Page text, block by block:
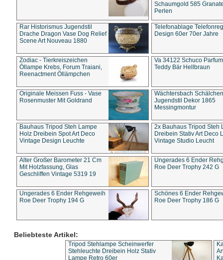
Schaumgold 585
Perlen
Rar Historismus Jugendstil
Drache Dragon Vase Dog Relief
Scene Art Nouveau 1880
Telefonablage
Design 60er 70er Jahre
Zodiac - Tierkreiszeichen
Öllampe Krebs, Forum Traiani,
Reenactment Öllämpchen
Va 34122 Schuco
Teddy Bär Hellbraun
Originale Meissen Fuss - Vase
Rosenmuster Mit Goldrand
Wächtersbach Schälchen
Jugendstil Dekor 1865
Messingmontur
Bauhaus Tripod Steh Lampe
Holz Dreibein Spot Art Deco
Vintage Design Leuchte
2x Bauhaus Tripod Steh
Dreibein Stativ Art Deco
Vintage Studio Leucht
Alter Großer Barometer 21 Cm
Mit Holzfassung, Glas
Geschliffen Vintage 5319 19
Ungerades 6 Ender
Roe Deer Trophy 242 G
Ungerades 6 Ender Rehgeweih
Roe Deer Trophy 194 G
Schönes 6 Ender
Roe Deer Trophy 186 G
Beliebteste Artikel:
Tripod Stehlampe Scheinwerfer
Stehleuchte Dreibein Holz Stativ
Lampe Retro 60er